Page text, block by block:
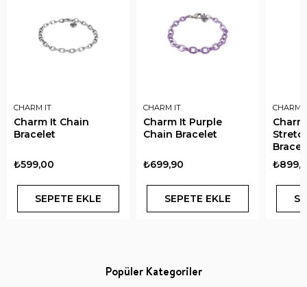
CHARM IT
Charm It Chain
Bracelet
₺599,00
SEPETE EKLE
CHARM IT
Charm It Purple
Chain Bracelet
₺699,90
SEPETE EKLE
CHARM
Popüler Kategoriler